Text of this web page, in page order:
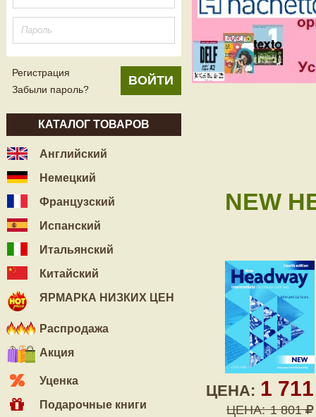
Регистрация
Забыли пароль?
КАТАЛОГ ТОВАРОВ
Английский
Немецкий
Французский
Испанский
Итальянский
Китайский
ЯРМАРКА НИЗКИХ ЦЕН
Распродажа
Акция
Уценка
Подарочные книги
NEW
ЦЕНА: 1
ЦЕНА: 1 801